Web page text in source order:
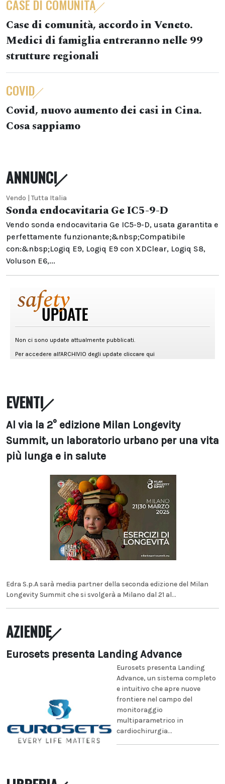
CASE DI COMUNITÀ
Case di comunità, accordo in Veneto.
Medici di famiglia entreranno nelle 99
strutture regionali
COVID
Covid, nuovo aumento dei casi in Cina.
Cosa sappiamo
ANNUNCI
Vendo | Tutta Italia
Sonda endocavitaria Ge IC5-9-D
Vendo sonda endocavitaria Ge IC5-9-D, usata garantita e
perfettamente funzionante;&nbsp;Compatibile
con:&nbsp;Logiq E9, Logiq E9 con XDClear, Logiq S8,
Voluson E6,...
EVENTI
Al via la 2° edizione Milan Longevity
Summit, un laboratorio urbano per una vita
più lunga e in salute
Edra S.p.A sarà media partner della seconda edizione del Milan
Longevity Summit che si svolgerà a Milano dal 21 al...
AZIENDE
Eurosets presenta Landing Advance
Eurosets presenta Landing
Advance, un sistema completo
e intuitivo che apre nuove
frontiere nel campo del
monitoraggio
multiparametrico in
cardiochirurgia...